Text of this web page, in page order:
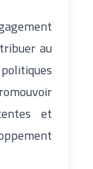
au
et